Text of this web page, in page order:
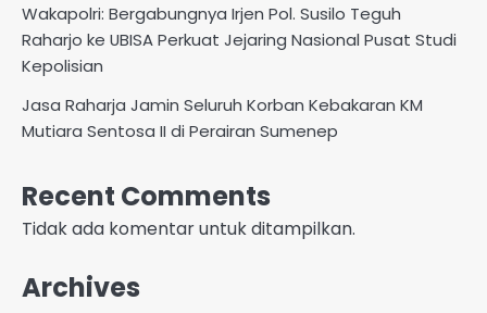
Wakapolri: Bergabungnya Irjen Pol. Susilo Teguh
Raharjo ke UBISA Perkuat Jejaring Nasional Pusat Studi
Kepolisian
Jasa Raharja Jamin Seluruh Korban Kebakaran KM
Mutiara Sentosa II di Perairan Sumenep
Recent Comments
Tidak ada komentar untuk ditampilkan.
Archives